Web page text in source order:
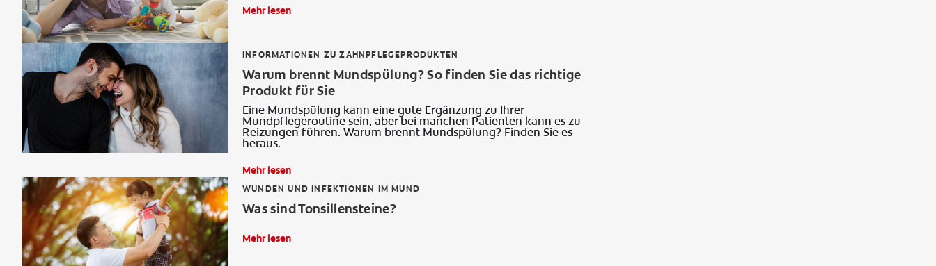
Mehr lesen
INFORMATIONEN ZU ZAHNPFLEGEPRODUKTEN
Warum brennt Mundspülung? So finden Sie das richtige
Produkt für Sie
Eine Mundspülung kann eine gute Ergänzung zu Ihrer
Mundpflegeroutine sein, aber bei manchen Patienten kann es zu
Reizungen führen. Warum brennt Mundspülung? Finden Sie es
heraus.
Mehr lesen
WUNDEN UND INFEKTIONEN IM MUND
Was sind Tonsillensteine?
Mehr lesen